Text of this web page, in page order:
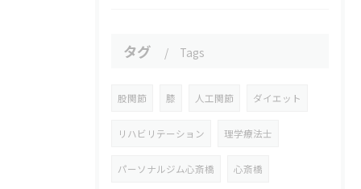
タグ Tags
股関節 膝 人工関節 ダイエット
リハビリテーション 理学療法士
パーソナルジム心斎橋 心斎橋